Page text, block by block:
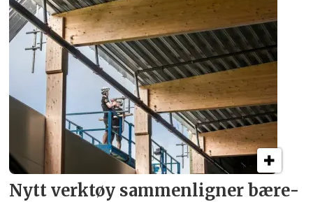
Nytt verktøy sammenligner bære­